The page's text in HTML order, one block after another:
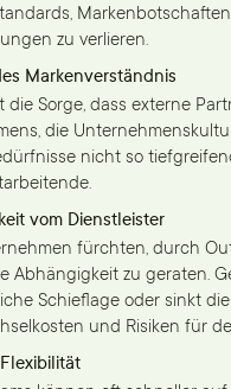
zu verlieren.
Markenverständnis
die Sorge, dass externe
die
nicht so
vom Dienstleister
fürchten, durch
Abhängigkeit zu geraten.
Schieflage oder sinkt
und Risiken für